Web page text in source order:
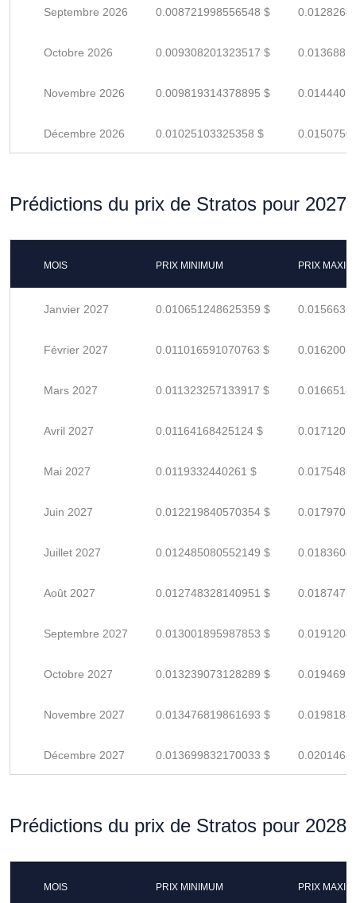
Septembre 2026 0.008721998556548 $
Octobre 2026 0.009308201323517 $
Novembre 2026 0.009819314378895 $
Décembre 2026 0.01025103325358 $
Prédictions du prix de Stratos pour 2027
MOIS PRIX MINIMUM PRIX
Janvier 2027 0.010651248625359 $
Février 2027 0.011016591070763 $
Mars 2027 0.011323257133917 $
Avril 2027 0.01164168425124 $
Mai 2027 0.0119332440261 $
Juin 2027 0.012219840570354 $
Juillet 2027 0.012485080552149 $
Août 2027 0.012748328140951 $
Septembre 2027 0.013001895987853 $
Octobre 2027 0.013239073128289 $
Novembre 2027 0.013476819861693 $
Décembre 2027 0.013699832170033 $
Prédictions du prix de Stratos pour 2028
MOIS PRIX MINIMUM PRIX